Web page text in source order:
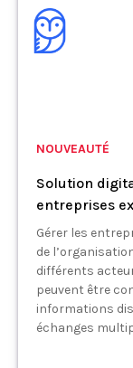
NOUVEAUTÉ
Solution
entreprises
Gérer les
de
différents
peuvent être
informations
échanges